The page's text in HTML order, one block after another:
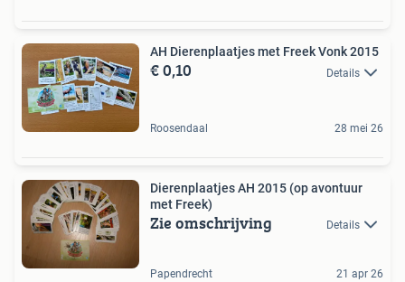
AH Dierenplaatjes met Freek Vonk 2015
€ 0,10 Details
Roosendaal 28 mei 26
Dierenplaatjes AH 2015 (op avontuur
met Freek)
Zie omschrijving Details
Papendrecht 21 apr 26